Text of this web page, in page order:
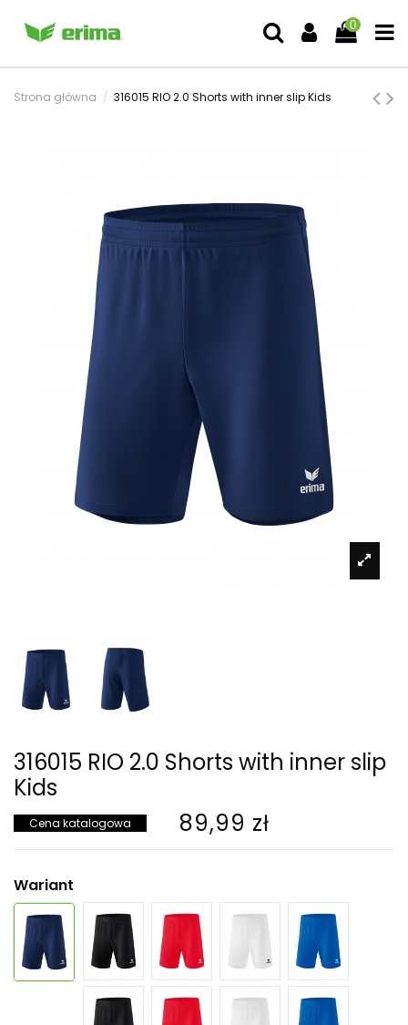
0
Strona główna 316015 RIO 2.0 Shorts with inner slip Kids
316015 RIO 2.0 Shorts with inner slip
Kids
Cena katalogowa 89,99 zł
Wariant